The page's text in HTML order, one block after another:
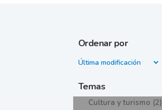
Ordenar por
Temas
Cultura y turismo (2)